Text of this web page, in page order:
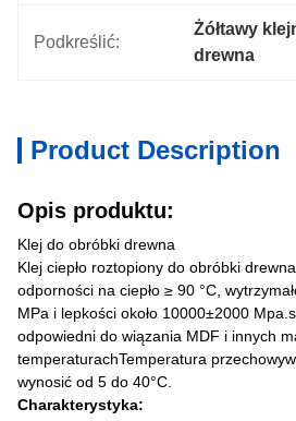
Podkreślić:
Żółtawy
drewna
Product Description
Opis produktu:
Klej do obróbki drewna
Klej ciepło roztopiony do obróbki
odporności na ciepło ≥ 90 °C,
MPa i lepkości około 10000±2000
odpowiedni do wiązania MDF i innych
temperaturachTemperatura
wynosić od 5 do 40°C.
Charakterystyka: